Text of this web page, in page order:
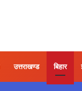
उत्तराखण्ड बिहार